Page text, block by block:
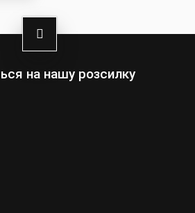
на нашу розсилку